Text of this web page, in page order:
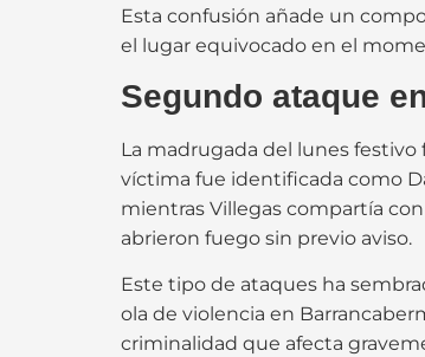
Esta confusión añade un
el lugar equivocado en el
Segundo ataque
La madrugada del lunes
víctima fue identificada como
mientras Villegas compartía
abrieron fuego sin previo aviso.
Este tipo de ataques ha
ola de violencia en
criminalidad que afecta